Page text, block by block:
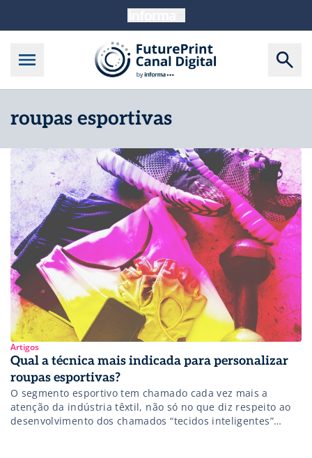
roupas esportivas
Artigos
Qual a técnica mais indicada para personalizar
roupas esportivas?
O segmento esportivo tem chamado cada vez mais a
atenção da indústria têxtil, não só no que diz respeito ao
desenvolvimento dos chamados “tecidos inteligentes”